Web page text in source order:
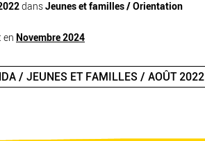
dansJeunes et familles / Orientation
en Novembre 2024
/ JEUNES ET FAMILLES / AOÛT 2022